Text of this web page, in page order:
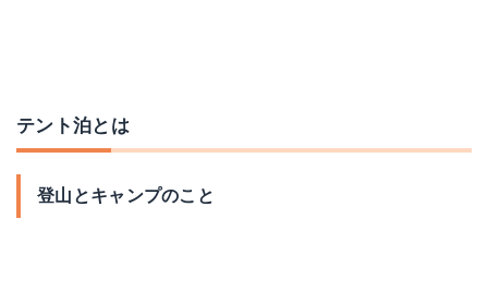
テント泊とは
登山とキャンプのこと